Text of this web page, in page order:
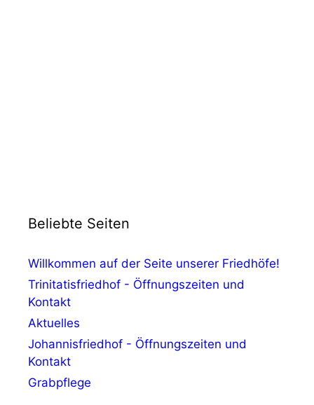
Beliebte Seiten
Willkommen auf der Seite unserer Friedhöfe!
Trinitatisfriedhof - Öffnungszeiten und
Kontakt
Aktuelles
Johannisfriedhof - Öffnungszeiten und
Kontakt
Grabpflege